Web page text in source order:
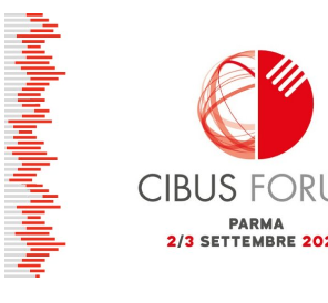
Service
e
tutte
le
novità
del
comparto
Horeca.